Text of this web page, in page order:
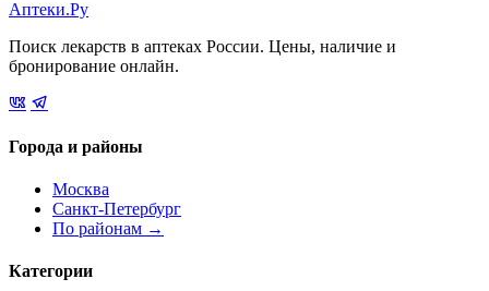
Аптеки.Ру
Поиск лекарств в аптеках России. Цены, наличие и
бронирование онлайн.
Города и районы
Москва
Санкт-Петербург
По районам →
Категории